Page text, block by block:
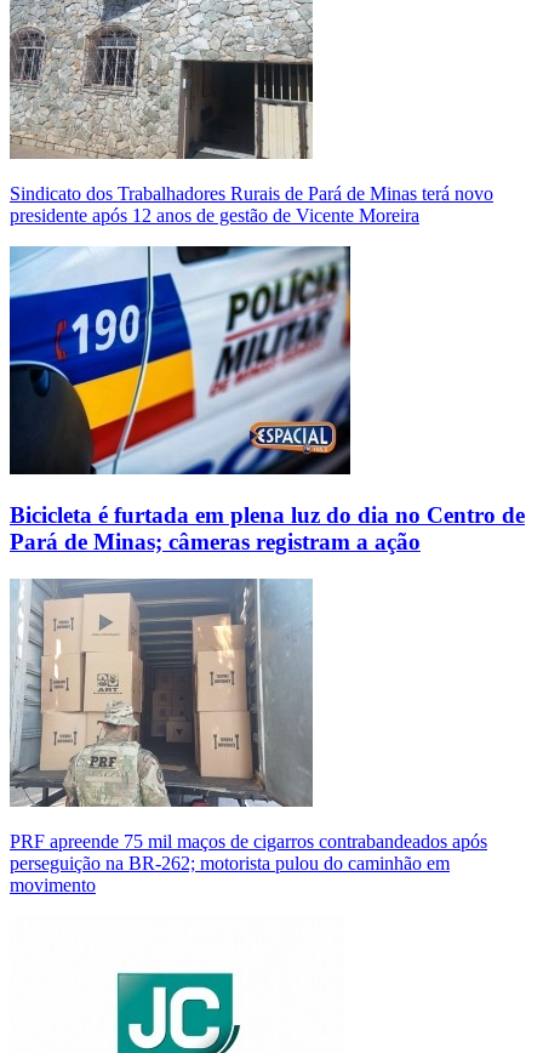
Sindicato dos Trabalhadores Rurais de Pará de Minas terá novo
presidente após 12 anos de gestão de Vicente Moreira
Bicicleta é furtada em plena luz do dia no Centro de
Pará de Minas; câmeras registram a ação
PRF apreende 75 mil maços de cigarros contrabandeados após
perseguição na BR-262; motorista pulou do caminhão em
movimento